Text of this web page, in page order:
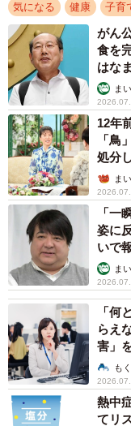
―夜驚症はなぜ起こ
年齢はありますか。
夜驚症は、深い眠り
的に覚醒してしまう
眠不足や疲労、発熱
きっかけになること
3～8歳頃に最も多く
うに1～2歳頃から
程で起こる現象の
もに自然に改善し
のではありません。
―子どもが夜驚症の
対応するのが望まし
無理に起こそうとし
たり揺さぶったり
気になる 健康 子育
がん
食を
はな
ま
12年
「鳥
処分
ま
「一
姿に
いで
す」ま
「何
らえ
害」
士が
も
熱中
てリ